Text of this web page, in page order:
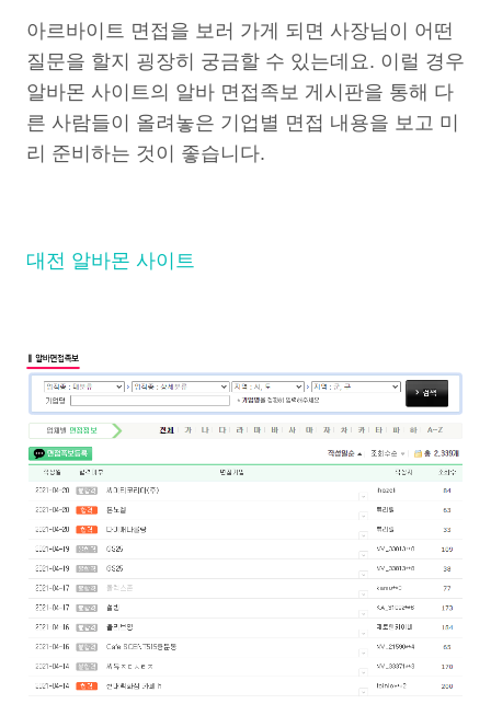
아르바이트 면접을 보러 가게 되면 사장님이 어떤
질문을 할지 굉장히 궁금할 수 있는데요. 이럴 경우
알바몬 사이트의 알바 면접족보 게시판을 통해 다
른 사람들이 올려놓은 기업별 면접 내용을 보고 미
리 준비하는 것이 좋습니다.
대전 알바몬 사이트